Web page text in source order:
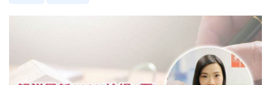
免费开户转介服务